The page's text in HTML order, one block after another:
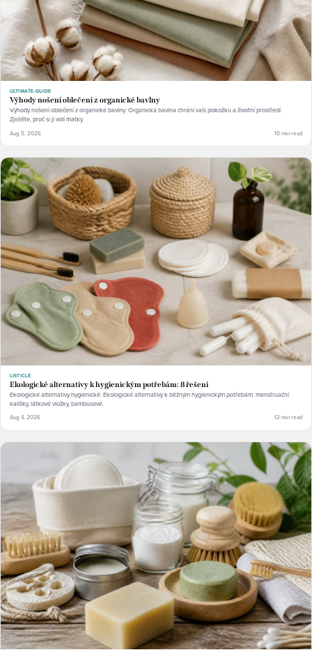
ULTIMATE-GUIDE
Výhody nošení oblečení z organické bavlny
Výhody nošení oblečení z organické bavlny: Organická bavlna chrání vaši pokožku a životní prostředí.
Zjistěte, proč si ji volí matky.
Aug 5, 2026 10 min read
LISTICLE
Ekologické alternativy k hygienickým potřebám: 8 řešení
Ekologické alternativy hygienické: Ekologické alternativy k běžným hygienickým potřebám: menstruační
kalíšky, látkové vložky, bambusové.
Aug 4, 2026 12 min read